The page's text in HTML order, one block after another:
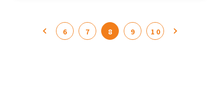
6 7 8 9 10